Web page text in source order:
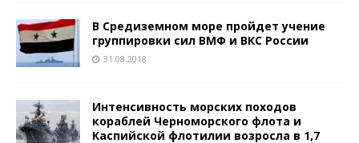
В Средиземном море пройдет учение
группировки сил ВМФ и ВКС России
31.08.2018
Интенсивность морских походов
кораблей Черноморского флота и
Каспийской флотилии возросла в 1,7